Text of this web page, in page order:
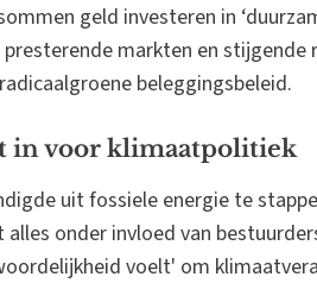
geld investeren in
markten en stijgende
beleggingsbeleid.
in voor klimaatpolitiek
uit fossiele energie te
alles onder invloed van
voelt' om